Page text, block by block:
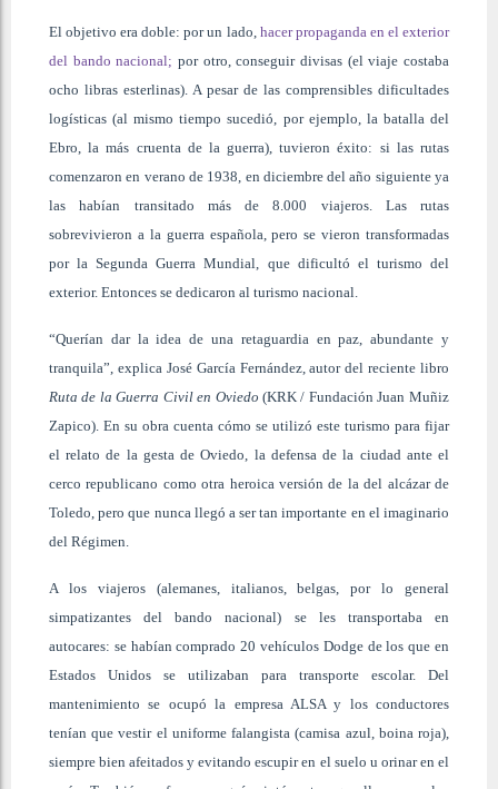
El objetivo era doble: por un lado, hacer propaganda en el exterior
del bando nacional; por otro, conseguir divisas (el viaje costaba
ocho libras esterlinas). A pesar de las comprensibles dificultades
logísticas (al mismo tiempo sucedió, por ejemplo, la batalla del
Ebro, la más cruenta de la guerra), tuvieron éxito: si las rutas
comenzaron en verano de 1938, en diciembre del año siguiente ya
las habían transitado más de 8.000 viajeros. Las rutas
sobrevivieron a la guerra española, pero se vieron transformadas
por la Segunda Guerra Mundial, que dificultó el turismo del
exterior. Entonces se dedicaron al turismo nacional.
“Querían dar la idea de una retaguardia en paz, abundante y
tranquila”, explica José García Fernández, autor del reciente libro
Ruta de la Guerra Civil en Oviedo (KRK / Fundación Juan Muñiz
Zapico). En su obra cuenta cómo se utilizó este turismo para fijar
el relato de la gesta de Oviedo, la defensa de la ciudad ante el
cerco republicano como otra heroica versión de la del alcázar de
Toledo, pero que nunca llegó a ser tan importante en el imaginario
del Régimen.
A los viajeros (alemanes, italianos, belgas, por lo general
simpatizantes del bando nacional) se les transportaba en
autocares: se habían comprado 20 vehículos Dodge de los que en
Estados Unidos se utilizaban para transporte escolar. Del
mantenimiento se ocupó la empresa ALSA y los conductores
tenían que vestir el uniforme falangista (camisa azul, boina roja),
siempre bien afeitados y evitando escupir en el suelo u orinar en el